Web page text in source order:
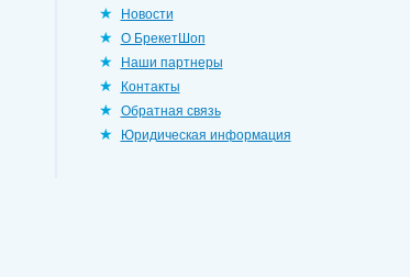
Новости
О БрекетШоп
Наши партнеры
Контакты
Обратная связь
Юридическая информация